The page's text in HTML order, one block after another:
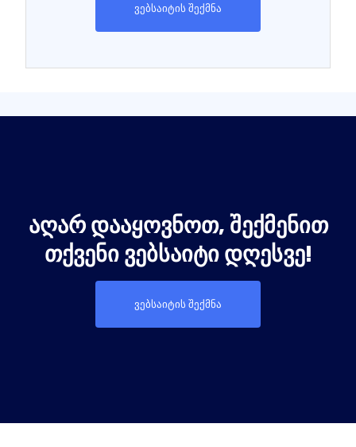
ვებსაიტის შექმნა
ᲐᲦᲐᲠ ᲓᲐᲐᲧᲝᲕᲜᲝᲗ, ᲨᲔᲥᲛᲔᲜᲘᲗ
ᲗᲥᲕᲔᲜᲘ ᲕᲔᲑᲡᲐᲘᲢᲘ ᲓᲦᲔᲡᲕᲔ!
ვებსაიტის შექმნა